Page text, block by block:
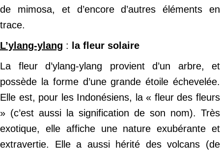
de mimosa, et d’encore d’autres éléments en
trace.
L’ylang-ylang : la fleur solaire
La fleur d’ylang-ylang provient d’un arbre, et
possède la forme d’une grande étoile échevelée.
Elle est, pour les Indonésiens, la « fleur des fleurs
» (c’est aussi la signification de son nom). Très
exotique, elle affiche une nature exubérante et
extravertie. Elle a aussi hérité des volcans (de